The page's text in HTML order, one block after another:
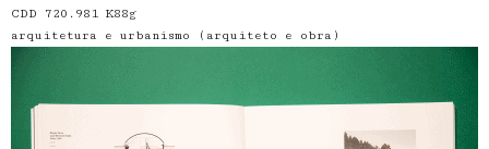
CDD 720.981 K88g
arquitetura e urbanismo (arquiteto e obra)